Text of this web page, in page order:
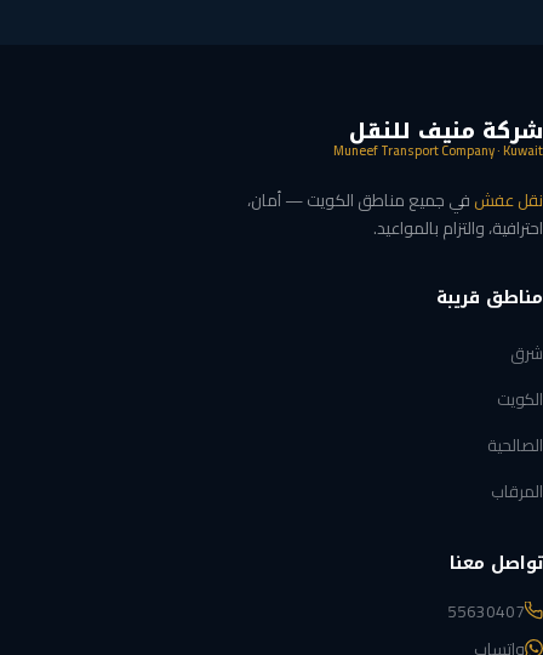
شركة منيف للنقل
Muneef Transport Company · Kuwait
نقل عفشفي جميع مناطق الكويت — أمان،
احترافية، والتزام بالمواعيد.
مناطق قريبة
شرق
الكويت
الصالحية
المرقاب
تواصل معنا
55630407
واتساب